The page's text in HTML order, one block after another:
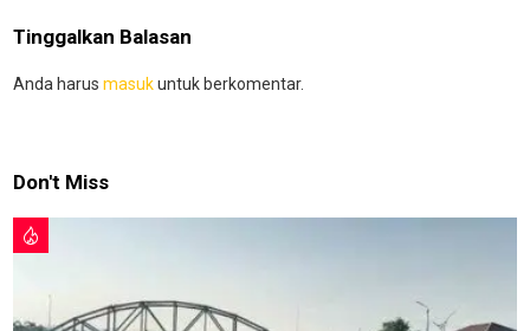
Tinggalkan Balasan
Anda harus masukuntuk berkomentar.
Don't Miss